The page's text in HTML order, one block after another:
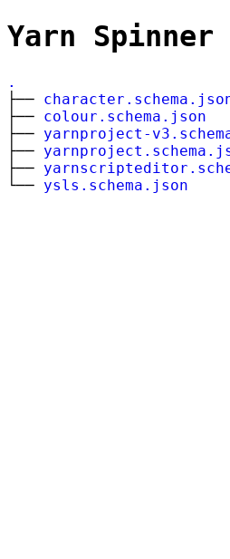
Yarn Spinner
.
├──
├── colour.schema.json
├── yarnproject-
├──
├──
└── ysls.schema.json